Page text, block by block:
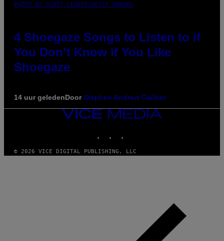
PHOTO BY SCOTT LEGATO/GETTY IMAGES
4 Shoegaze Songs to Listen to if
You Don’t Know if You Like
Shoegaze
14 uur geledenDoorStephen Andrew Galiher
VICE
MEDIA
© 2026 VICE DIGITAL PUBLISHING, LLC